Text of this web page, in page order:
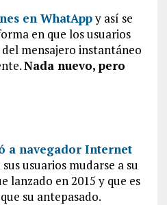
en WhatAppy así se
en que los usuarios
mensajero instantáneo
Nada nuevo, pero
a navegador Internet
usuarios mudarse a su
lanzado en 2015 y que es
su antepasado.